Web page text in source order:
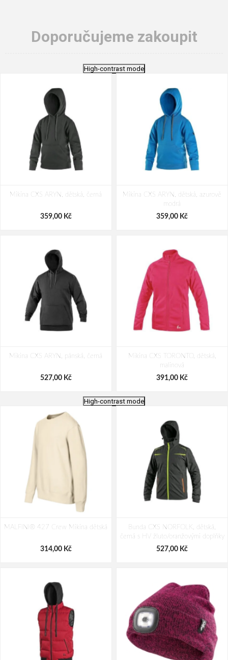
Doporučujeme zakoupit
High-contrast mode
Mikina CXS ARYN, dětská, černá
359,00 Kč
Mikina CXS ARYN, dětská, azurově
modrá
359,00 Kč
Mikina CXS ARYN, pánská, černá
527,00 Kč
Mikina CXS TORONTO, dětská,
malinová
391,00 Kč
ocelově modrá
527,00 Kč
High-contrast mode
MALFINI® 427 Crew Mikina dětská
314,00 Kč
Bunda CXS NORFOLK, dětská,
černá s HV žluto/oranžovými doplňky
527,00 Kč